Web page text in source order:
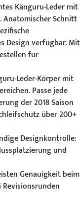
Känguru-Leder mit
Anatomischer Schnitt
Design verfügbar. Mit
für
Leder-Körper mit
Passe jede
der 2018 Saison
über 200+
Designkontrolle:
und
Genauigkeit beim